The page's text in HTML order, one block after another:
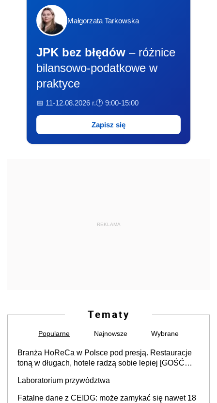
Małgorzata Tarkowska
JPK bez błędów – różnice
bilansowo-podatkowe w
praktyce
📅 11-12.08.2026 r.🕐 9:00-15:00
Zapisz się
REKLAMA
Tematy
Popularne Najnowsze Wybrane
Branża HoReCa w Polsce pod presją. Restauracje
toną w długach, hotele radzą sobie lepiej [GOŚĆ
Laboratorium przywództwa
Fatalne dane z CEIDG: może zamykać się nawet 18